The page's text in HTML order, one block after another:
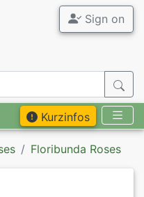
Sign on
Kurzinfos
Floribunda Roses